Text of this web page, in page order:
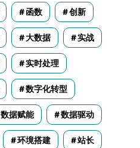
函数 创新
大数据 实战
实时处理
数字化转型
数据赋能 数据驱动
环境搭建 站长